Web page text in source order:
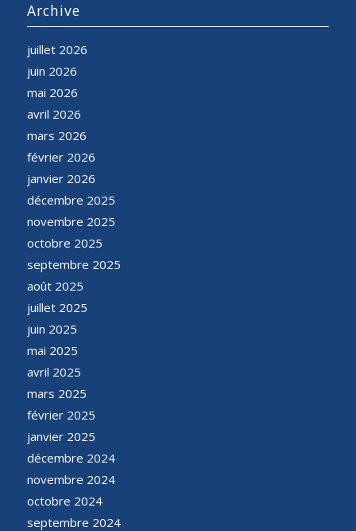
Archive
juillet 2026
juin 2026
mai 2026
avril 2026
mars 2026
février 2026
janvier 2026
décembre 2025
novembre 2025
octobre 2025
septembre 2025
août 2025
juillet 2025
juin 2025
mai 2025
avril 2025
mars 2025
février 2025
janvier 2025
décembre 2024
novembre 2024
octobre 2024
septembre 2024